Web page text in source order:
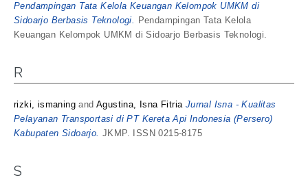
Pendampingan Tata Kelola Keuangan Kelompok UMKM di
Sidoarjo Berbasis Teknologi. Pendampingan Tata Kelola
Keuangan Kelompok UMKM di Sidoarjo Berbasis Teknologi.
R
rizki, ismaning andAgustina, Isna Fitria Jurnal Isna - Kualitas
Pelayanan Transportasi di PT Kereta Api Indonesia (Persero)
Kabupaten Sidoarjo. JKMP. ISSN 0215-8175
S